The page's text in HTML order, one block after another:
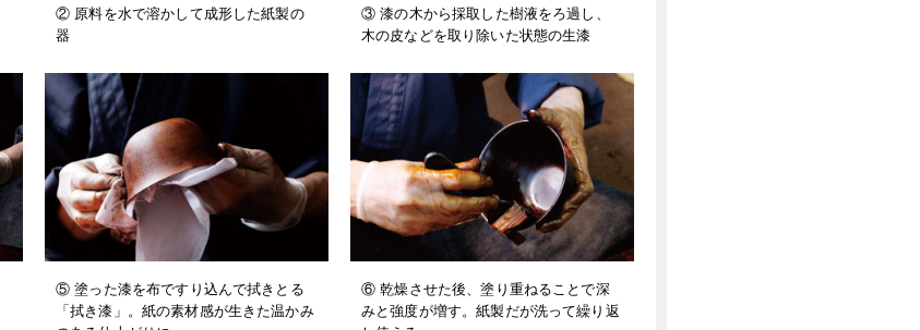
② 原料を水で溶かして成形した紙製の
器
③ 漆の木から採取した樹液をろ過し、
木の皮などを取り除いた状態の生漆
⑤ 塗った漆を布ですり込んで拭きとる
「拭き漆」。紙の素材感が生きた温かみ
⑥ 乾燥させた後、塗り重ねることで深
みと強度が増す。紙製だが洗って繰り返